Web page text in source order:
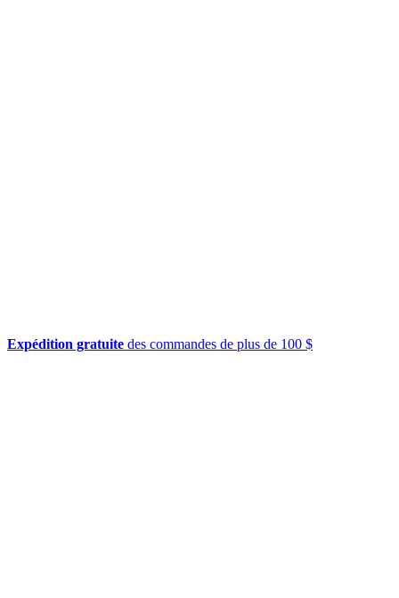
Expédition gratuite des commandes de plus de 100 $